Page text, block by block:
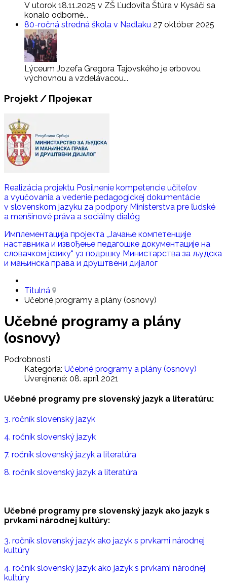
V utorok 18.11.2025 v ZŠ Ľudovíta Štúra v Kysáči sa
konalo odborné...
80-ročná stredná škola v Nadlaku 27 október 2025
Lýceum Jozefa Gregora Tajovského je erbovou
výchovnou a vzdelávacou...
Projekt / Пројекат
Realizácia projektu Posilnenie kompetencie učiteľov
a vyučovania a vedenie pedagogickej dokumentácie
v slovenskom jazyku za podpory Ministerstva pre ľudské
a menšinové práva a sociálny dialóg
Имплементација пројекта „Јачање компетенције
наставника и извoђење педагошке документације на
словачком језику“ уз подршку Министaрства за људска
и мањинска права и друштвени дијалог
Titulná
Učebné programy a plány (osnovy)
Učebné programy a plány
(osnovy)
Podrobnosti
Kategória: Učebné programy a plány (osnovy)
Uverejnené: 08. apríl 2021
Učebné programy pre slovenský jazyk a literatúru:
3. ročník slovenský jazyk
4. ročník slovenský jazyk
7. ročník slovenský jazyk a literatúra
8. ročník slovenský jazyk a literatúra
Učebné programy pre slovenský jazyk ako jazyk s
prvkami národnej kultúry:
3. ročník slovenský jazyk ako jazyk s prvkami národnej
kultúry
4. ročník slovenský jazyk ako jazyk s prvkami národnej
kultúry